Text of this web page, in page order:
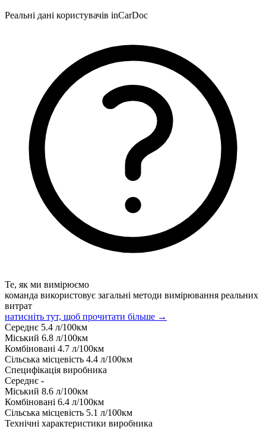
Реальні дані користувачів inCarDoc
Те, як ми вимірюємо
команда використовує загальні методи вимірювання реальних
витрат
натисніть тут, щоб прочитати більше →
Середнє 5.4 л/100км
Міський 6.8 л/100км
Комбіновані 4.7 л/100км
Сільська місцевість 4.4 л/100км
Специфікація виробника
Середнє -
Міський 8.6 л/100км
Комбіновані 6.4 л/100км
Сільська місцевість 5.1 л/100км
Технічні характеристики виробника